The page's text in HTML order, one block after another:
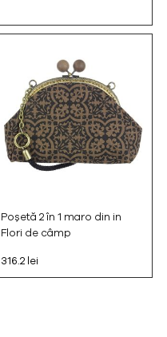
Poșetă 2 în 1 maro din in
Flori de câmp
316.2 lei